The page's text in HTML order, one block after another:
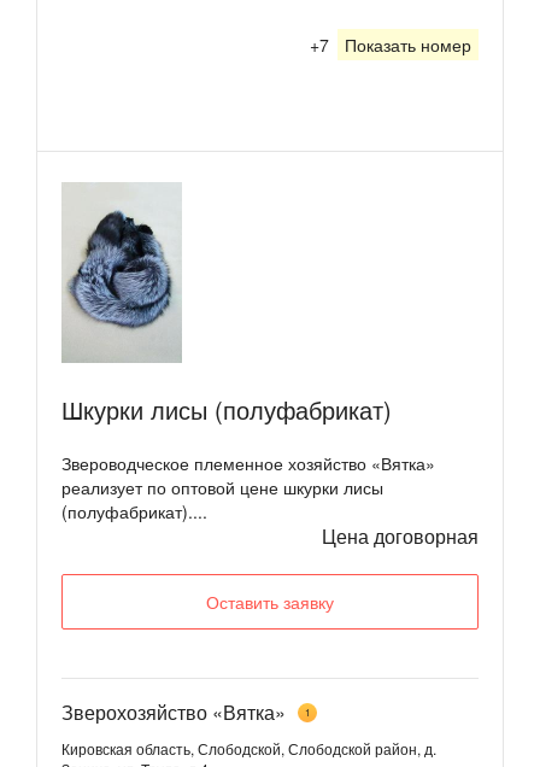
+7 Показать номер
Шкурки лисы (полуфабрикат)
Звероводческое племенное хозяйство «Вятка»
реализует по оптовой цене шкурки лисы
(полуфабрикат)....
Цена договорная
Оставить заявку
Зверохозяйство «Вятка» 1
Кировская область, Слободской, Слободской район, д.